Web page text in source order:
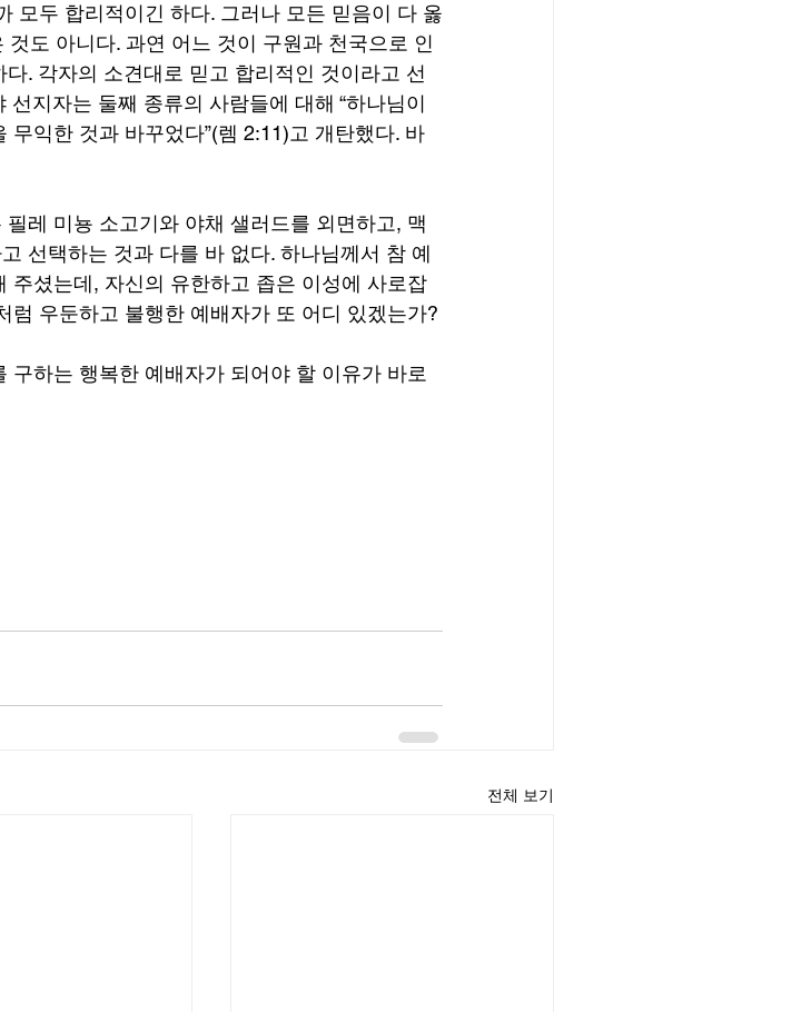
모두 합리적이긴 하다. 그러나 모든 믿음이 다 옳
도 아니다. 과연 어느 것이 구원과 천국으로 인
. 각자의 소견대로 믿고 합리적인 것이라고 선
지자는 둘째 종류의 사람들에 대해 “하나님이
익한 것과 바꾸었다”(렘 2:11)고 개탄했다. 바
레 미뇽 소고기와 야채 샐러드를 외면하고, 맥
선택하는 것과 다를 바 없다. 하나님께서 참 예
주셨는데, 자신의 유한하고 좁은 이성에 사로잡
우둔하고 불행한 예배자가 또 어디 있겠는가?
하는 행복한 예배자가 되어야 할 이유가 바로
전체 보기